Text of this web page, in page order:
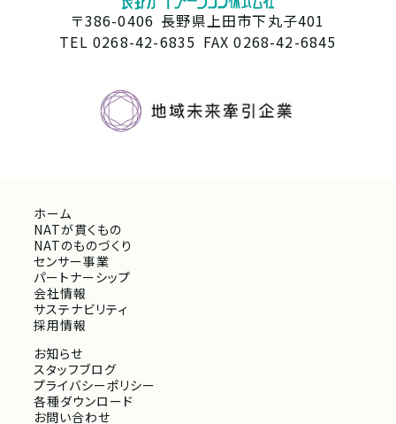
〒386-0406 長野県上田市下丸子401
TEL 0268-42-6835 FAX 0268-42-6845
ホーム
NATが貫くもの
NATのものづくり
センサー事業
パートナーシップ
会社情報
サステナビリティ
採用情報
お知らせ
スタッフブログ
プライバシーポリシー
各種ダウンロード
お問い合わせ